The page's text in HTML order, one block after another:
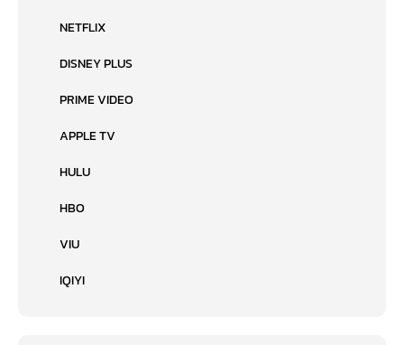
NETFLIX
DISNEY PLUS
PRIME VIDEO
APPLE TV
HULU
HBO
VIU
IQIYI